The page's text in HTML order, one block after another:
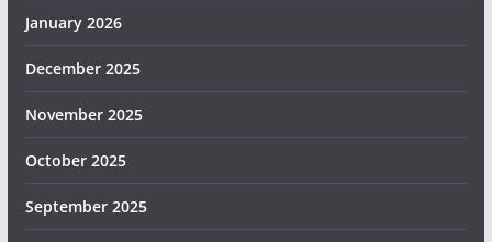
January 2026
December 2025
November 2025
October 2025
September 2025